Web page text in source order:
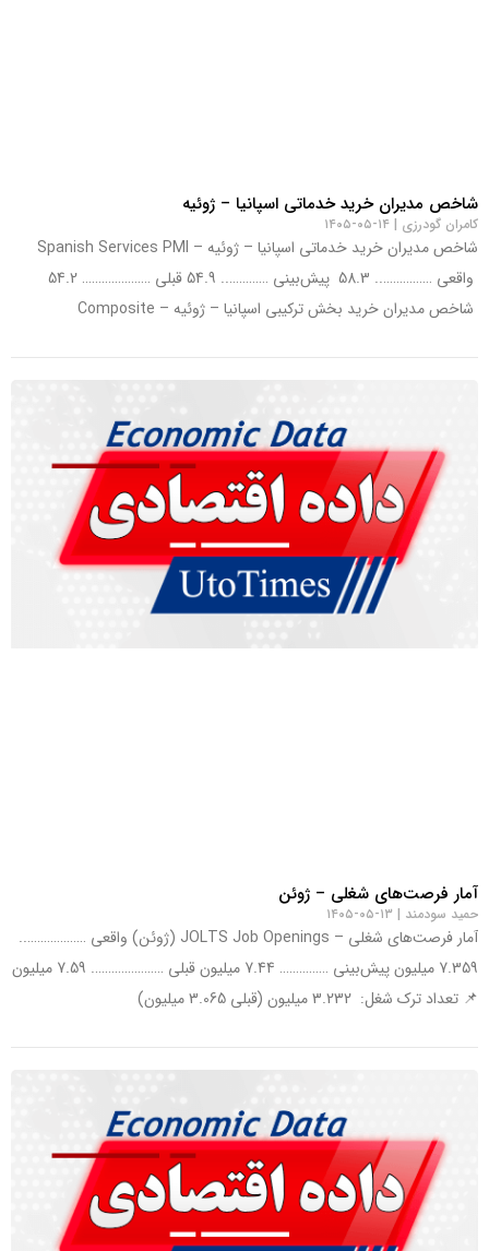
شاخص مدیران خرید خدماتی اسپانیا – ژوئیه
کامران گودرزی ۱۴-۰۵-۱۴۰۵
شاخص مدیران خرید خدماتی اسپانیا – ژوئیه – Spanish Services PMI
واقعی …………….. ‌58.3 پیش‌بینی ………….. 54.9 قبلی ………………… 54.2
شاخص مدیران خرید بخش ترکیبی اسپانیا – ژوئیه – Composite
آمار فرصت‌های شغلی – ژوئن
حمید سودمند ۱۳-۰۵-۱۴۰۵
آمار فرصت‌های شغلی – JOLTS Job Openings (ژوئن) واقعی ………………..
7.359 میلیون پیش‌بینی …………… 7.44 میلیون قبلی …………………. 7.59 میلیون
📌 تعداد ترک شغل: 3.232 میلیون (قبلی 3.065 میلیون)